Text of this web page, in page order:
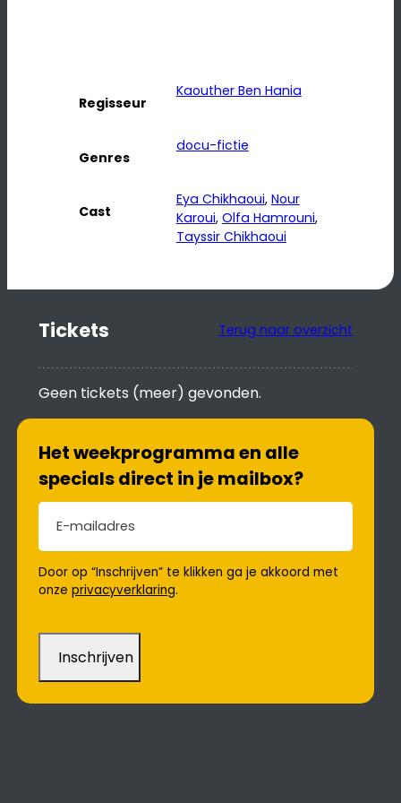
Regisseur
Kaouther Ben Hania
Genres
docu-fictie
Cast
Eya Chikhaoui, Nour
Karoui, Olfa Hamrouni,
Tayssir Chikhaoui
Tickets Terug naar overzicht
Geen tickets (meer) gevonden.
Het weekprogramma en alle
specials direct in je mailbox?
E-mailadres
Door op “Inschrijven” te klikken ga je akkoord met
onzeprivacyverklaring.